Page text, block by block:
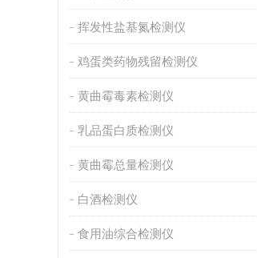
挥发性盐基氮检测仪
鸡蛋类药物残留检测仪
黄曲霉毒素检测仪
乳品蛋白质检测仪
黄曲霉总量检测仪
白酒检测仪
食用油综合检测仪